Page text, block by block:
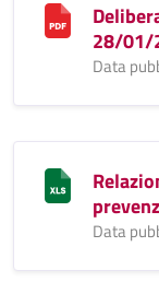
28/01/
Data
Data